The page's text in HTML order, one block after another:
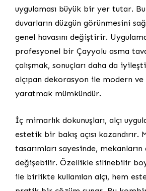
uygulaması büyük bir yer tutar.
duvarların düzgün görünmesini
genel havasını değiştirir. Uygulama
profesyonel bir Çayyolu asma
çalışmak, sonuçları daha da
alçıpan dekorasyon ile modern ve
yaratmak mümkündür.
İç mimarlık dokunuşları, alçı
estetik bir bakış açısı kazandırır.
tasarımları sayesinde, mekanların
değişebilir. Özellikle silinebilir
ile birlikte kullanılan alçı, hem